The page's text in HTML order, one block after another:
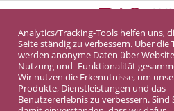
Analytics/Tracking-Tools helfen uns,
Seite ständig zu verbessern. Über die
werden anonyme Daten über
Nutzung und -Funktionalität
Wir nutzen die Erkenntnisse, um
Produkte, Dienstleistungen und das
Benutzererlebnis zu verbessern. Sind
Denkmalimmobilie
Denkmalwohnung
DASINVEST Service